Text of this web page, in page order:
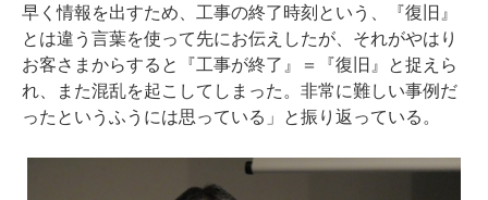
早く情報を出すため、工事の終了時刻という、『復旧』
とは違う言葉を使って先にお伝えしたが、それがやはり
お客さまからすると『工事が終了』＝『復旧』と捉えら
れ、また混乱を起こしてしまった。非常に難しい事例だ
ったというふうには思っている」と振り返っている。